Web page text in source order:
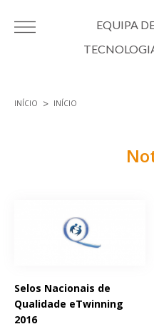
EQUIPA
INÍCIO INÍCIO
Selos Nacionais de
Qualidade eTwinning
2016
Páginas